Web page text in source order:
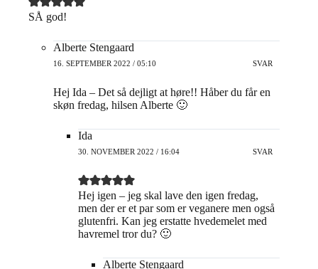
SÅ god!
Alberte Stengaard
16. SEPTEMBER 2022 / 05:10 SVAR
Hej Ida – Det så dejligt at høre!! Håber du får en
skøn fredag, hilsen Alberte 🙂
Ida
30. NOVEMBER 2022 / 16:04 SVAR
Hej igen – jeg skal lave den igen fredag,
men der er et par som er veganere men også
glutenfri. Kan jeg erstatte hvedemelet med
havremel tror du? 🙂
Alberte Stengaard